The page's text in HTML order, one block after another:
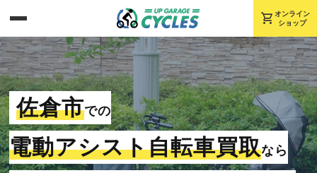
shopping_cart オンライン
ショップ
佐倉市での
電動アシスト自転車買取なら